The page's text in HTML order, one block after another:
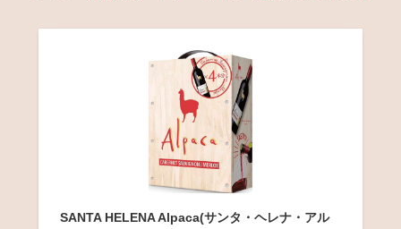
SANTA HELENA Alpaca(サンタ・ヘレナ・アル